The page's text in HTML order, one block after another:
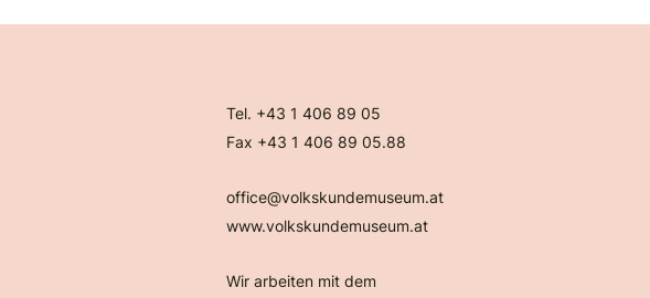
Tel. +43 1 406 89 05
Fax +43 1 406 89 05.88
office@volkskundemuseum.at
www.volkskundemuseum.at
Wir arbeiten mit dem